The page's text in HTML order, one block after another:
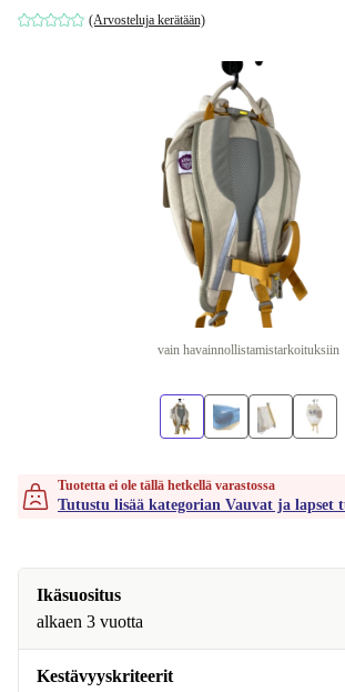
(Arvosteluja kerätään)
vain havainnollistamistarkoituksiin
Tuotetta ei ole tällä hetkellä varastossa
Tutustu lisää kategorian Vauvat ja lapset
Ikäsuositus
alkaen 3 vuotta
Kestävyyskriteerit